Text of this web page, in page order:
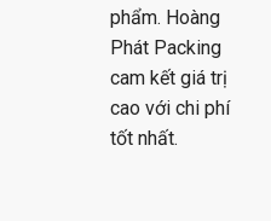
phẩm. Hoàng
Phát Packing
cam kết giá trị
cao với chi phí
tốt nhất.